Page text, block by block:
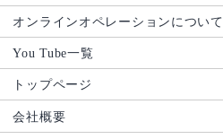
オンラインオペレーションについて
You Tube一覧
トップページ
会社概要